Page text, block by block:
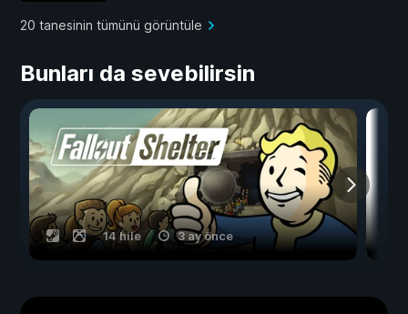
20 tanesinin tümünü görüntüle
Bunları da sevebilirsin
14 hile 3 ay önce